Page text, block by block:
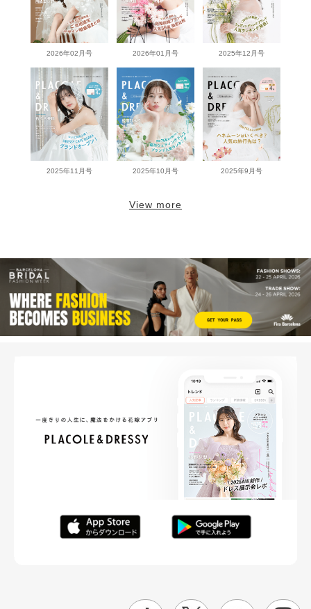
2026年02月号 2026年01月号 2025年12月号
2025年11月号 2025年10月号 2025年9月号
View more